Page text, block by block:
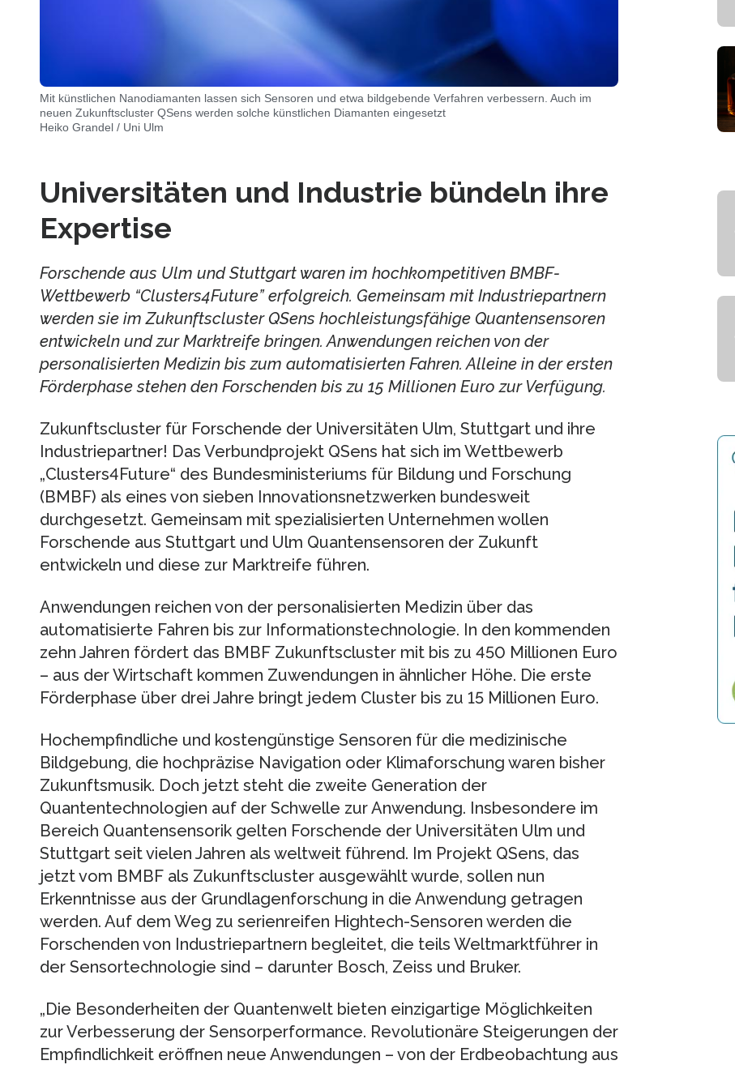
Mit künstlichen Nanodiamanten lassen sich Sensoren und etwa bildgebende Verfahren verbessern. Auch im
neuen Zukunftscluster QSens werden solche künstlichen Diamanten eingesetzt
Heiko Grandel / Uni Ulm
Universitäten und Industrie bündeln ihre
Expertise
Forschende aus Ulm und Stuttgart waren im hochkompetitiven BMBF-
Wettbewerb “Clusters4Future” erfolgreich. Gemeinsam mit Industriepartnern
werden sie im Zukunftscluster QSens hochleistungsfähige Quantensensoren
entwickeln und zur Marktreife bringen. Anwendungen reichen von der
personalisierten Medizin bis zum automatisierten Fahren. Alleine in der ersten
Förderphase stehen den Forschenden bis zu 15 Millionen Euro zur Verfügung.
Zukunftscluster für Forschende der Universitäten Ulm, Stuttgart und ihre
Industriepartner! Das Verbundprojekt QSens hat sich im Wettbewerb
„Clusters4Future“ des Bundesministeriums für Bildung und Forschung
(BMBF) als eines von sieben Innovationsnetzwerken bundesweit
durchgesetzt. Gemeinsam mit spezialisierten Unternehmen wollen
Forschende aus Stuttgart und Ulm Quantensensoren der Zukunft
entwickeln und diese zur Marktreife führen.
Anwendungen reichen von der personalisierten Medizin über das
automatisierte Fahren bis zur Informationstechnologie. In den kommenden
zehn Jahren fördert das BMBF Zukunftscluster mit bis zu 450 Millionen Euro
– aus der Wirtschaft kommen Zuwendungen in ähnlicher Höhe. Die erste
Förderphase über drei Jahre bringt jedem Cluster bis zu 15 Millionen Euro.
Hochempfindliche und kostengünstige Sensoren für die medizinische
Bildgebung, die hochpräzise Navigation oder Klimaforschung waren bisher
Zukunftsmusik. Doch jetzt steht die zweite Generation der
Quantentechnologien auf der Schwelle zur Anwendung. Insbesondere im
Bereich Quantensensorik gelten Forschende der Universitäten Ulm und
Stuttgart seit vielen Jahren als weltweit führend. Im Projekt QSens, das
jetzt vom BMBF als Zukunftscluster ausgewählt wurde, sollen nun
Erkenntnisse aus der Grundlagenforschung in die Anwendung getragen
werden. Auf dem Weg zu serienreifen Hightech-Sensoren werden die
Forschenden von Industriepartnern begleitet, die teils Weltmarktführer in
der Sensortechnologie sind – darunter Bosch, Zeiss und Bruker.
„Die Besonderheiten der Quantenwelt bieten einzigartige Möglichkeiten
zur Verbesserung der Sensorperformance. Revolutionäre Steigerungen der
Empfindlichkeit eröffnen neue Anwendungen – von der Erdbeobachtung aus